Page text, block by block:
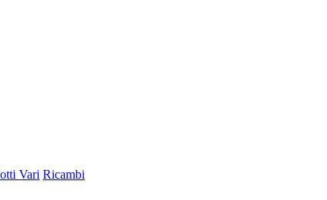
Vari Ricambi